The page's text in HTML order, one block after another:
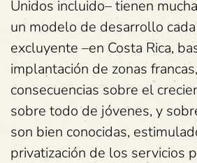
Unidos incluido– tienen
un modelo de desarrollo
excluyente –en Costa Rica,
implantación de zonas
consecuencias sobre el
sobre todo de jóvenes, y
son bien conocidas,
privatización de los servicios